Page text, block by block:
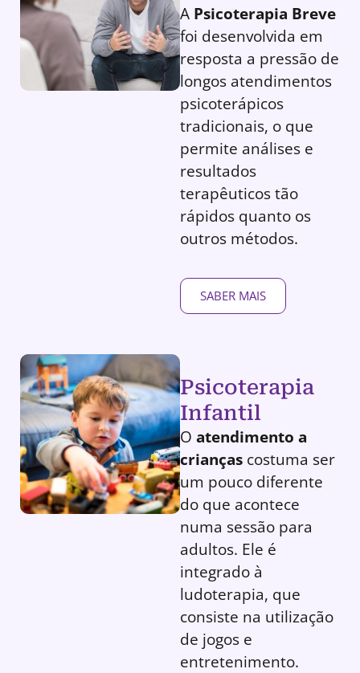
A Psicoterapia Breve
foi desenvolvida em
resposta a pressão de
longos atendimentos
psicoterápicos
tradicionais, o que
permite análises e
resultados
terapêuticos tão
rápidos quanto os
outros métodos.
SABER MAIS
Psicoterapia
Infantil
O atendimento a
crianças costuma ser
um pouco diferente
do que acontece
numa sessão para
adultos. Ele é
integrado à
ludoterapia, que
consiste na utilização
de jogos e
entretenimento.